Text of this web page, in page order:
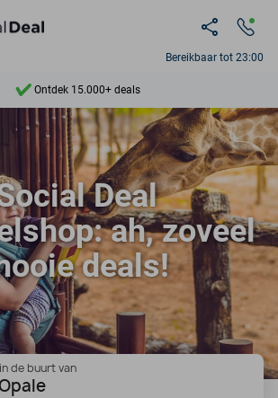
Bereikbaar tot 23:00
7 dagen per week beschikbaar
10+ miljoen leden
9,4
Ontdek 15.000+ deals
Deal
ah, zoveel
deals!
buurt
de buurt van